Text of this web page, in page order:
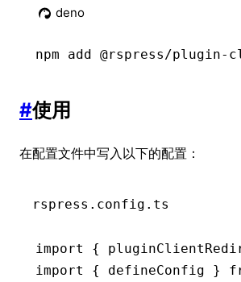
deno
npm add @rspress/
#使用
在配置文件中写入以下的配置：
rspress.config.ts
import {
import
{ defineConfig }